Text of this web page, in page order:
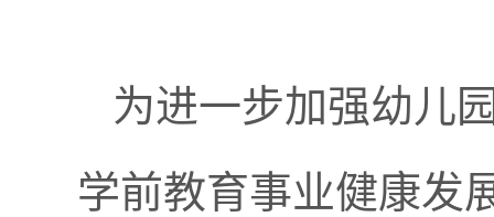
为进一步加强幼儿
学前教育事业健康发